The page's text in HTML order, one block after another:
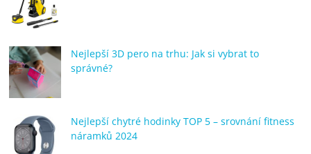
Nejlepší 3D pero na trhu: Jak si vybrat to
správné?
Nejlepší chytré hodinky TOP 5 – srovnání fitness
náramků 2024